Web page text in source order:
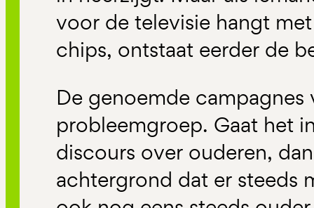
voor de televisie hangt
chips, ontstaat eerder de
De genoemde campagnes
probleemgroep. Gaat het
discours over ouderen,
achtergrond dat er steeds